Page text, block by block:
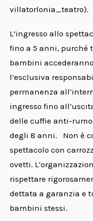
villatorlonia_teatro).
L’ingresso allo
fino a 5 anni, purché
bambini
l’esclusiva
permanenza
ingresso fino
delle cuffie anti-
degli 8 anni. Non è
spettacolo con
ovetti.
rispettare
dettata a garanzia e
bambini stessi.